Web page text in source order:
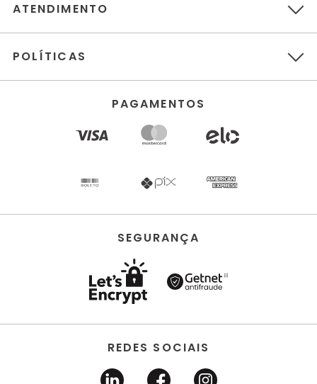
ATENDIMENTO
POLÍTICAS
PAGAMENTOS
SEGURANÇA
REDES SOCIAIS